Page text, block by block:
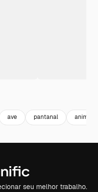
ave pantanal animais
seu melhor trabalho.